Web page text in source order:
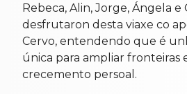
Rebeca, Alin, Jorge, Ángela e
desfrutaron desta viaxe co
Cervo, entendendo que é
única para ampliar fronteiras
crecemento persoal.